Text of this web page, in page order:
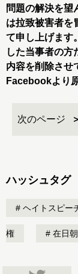
問題の解決を望
は拉致被害者を
て申し上げます
した当事者の方
内容を削除させ
Facebookより
次のページ
ハッシュタグ
ヘイトスピー
権 在日